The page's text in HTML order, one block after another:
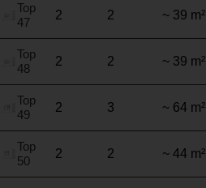
Top
47
2 2 ~ 39 m²
Top
48
2 2 ~ 39 m²
Top
49
2 3 ~ 64 m²
Top
50
2 2 ~ 44 m²